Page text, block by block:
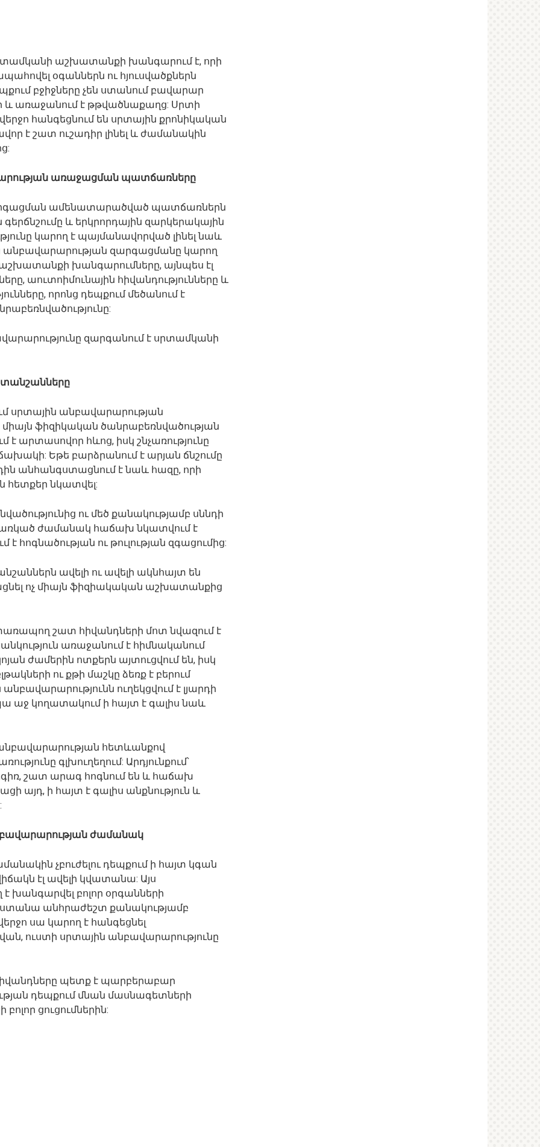
աշխատանքի խանգարում է, որի
օգաններն ու հյուսվածքներն
բջիջները չեն ստանում բավարար
և առաջանում է թթվածնաքաղց: Սրտի
վերջո հանգեցնում են սրտային քրոնիկական
է շատ ուշադիր լինել և ժամանակին
առաջացման պատճառները
ամենատարածված պատճառներն
և երկրորդային զարկերակային
կարող է պայմանավորված լինել նաև
անբավարարության զարգացմանը կարող
խանգարումները, այնպես էլ
աուտոիմունային հիվանդությունները և
որոնց դեպքում մեծանում է
զարգանում է սրտամկանի
սրտային անբավարարության
ֆիզիկական ծանրաբեռնվածության
արտասովոր հևոց, իսկ շնչառությունը
Եթե բարձրանում է արյան ճնշումը
անհանգստացնում է նաև հազը, որի
նկատվել:
ու մեծ քանակությամբ սննդի
ժամանակ հաճախ նկատվում է
ու թուլության զգացումից:
ավելի ու ավելի ակնհայտ են
ոչ միայն ֆիզիակական աշխատանքից
շատ հիվանդների մոտ նվազում է
առաջանում է հիմնականում
ժամերին ոտքերն այտուցվում են, իսկ
ու քթի մաշկը ձեռք է բերում
ուղեկցվում է լյարդի
աջ կողատակում ի հայտ է գալիս նաև
հետևանքով
գլխուղեղում: Արդյունքում՝
շատ արագ հոգնում են և հաճախ
այդ, ի հայտ է գալիս անքնություն և
ժամանակ
չբուժելու դեպքում ի հայտ կգան
էլ ավելի կվատանա: Այս
խանգարվել բոլոր օրգանների
անհրաժեշտ քանակությամբ
սա կարող է հանգեցնել
ուստի սրտային անբավարարությունը
պետք է պարբերաբար
դեպքում մնան մասնագետների
ցուցումներին: